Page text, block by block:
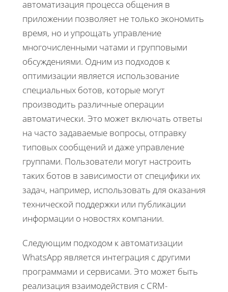
автоматизация процесса общения в
приложении позволяет не только экономить
время, но и упрощать управление
многочисленными чатами и групповыми
обсуждениями. Одним из подходов к
оптимизации является использование
специальных ботов, которые могут
производить различные операции
автоматически. Это может включать ответы
на часто задаваемые вопросы, отправку
типовых сообщений и даже управление
группами. Пользователи могут настроить
таких ботов в зависимости от специфики их
задач, например, использовать для оказания
технической поддержки или публикации
информации о новостях компании.
Следующим подходом к автоматизации
WhatsApp является интеграция с другими
программами и сервисами. Это может быть
реализация взаимодействия с CRM-